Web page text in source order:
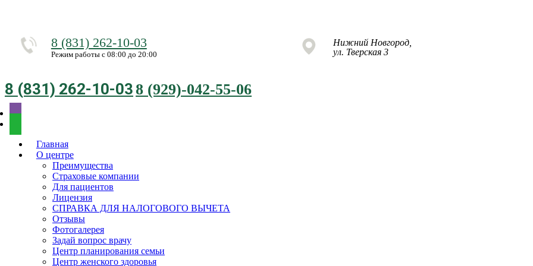
8 (831) 262-10-03
Режим работы с 08:00 до 20:00
Нижний Новгород,
ул. Тверская 3
8 (831) 262-10-038 (929)-042-55-06
Главная
О центре
Преимущества
Страховые компании
Для пациентов
Лицензия
СПРАВКА ДЛЯ НАЛОГОВОГО ВЫЧЕТА
Отзывы
Фотогалерея
Задай вопрос врачу
Центр планирования семьи
Центр женского здоровья